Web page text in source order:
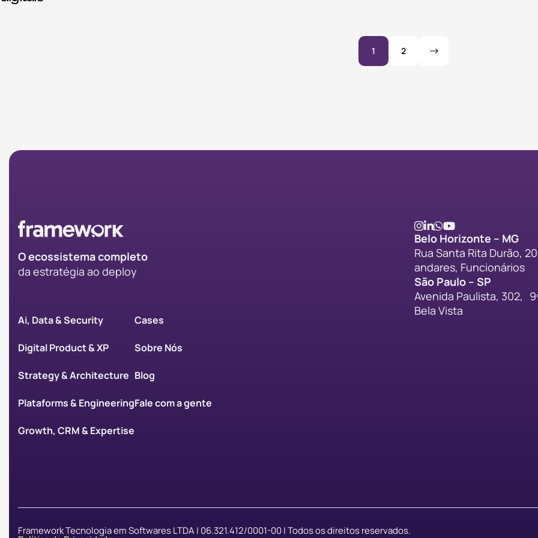
1 2
O ecossistema completo
da estratégia ao deploy
Ai, Data & Security
Digital Product & XP
Strategy & Architecture
Plataforms & Engineering
Growth, CRM & Expertise
Cases
Sobre Nós
Blog
Fale com a gente
Belo Horizonte – MG
Rua Santa Rita Durão,
andares, Funcionários
São Paulo – SP
Avenida Paulista, 302,
Bela Vista
Framework Tecnologia em Softwares LTDA | 06.321.412/0001-00 | Todos os direitos reservados.